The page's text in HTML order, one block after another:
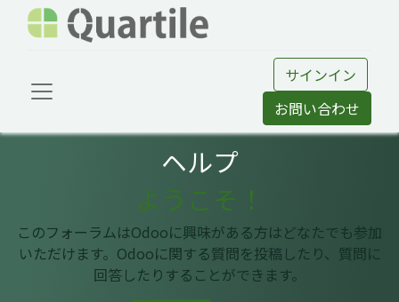
サインイン
お問い合わせ
ヘルプ
ようこそ！
このフォーラムはOdooに興味がある方はどなたでも参加
いただけます。Odooに関する質問を投稿したり、質問に
回答したりすることができます。